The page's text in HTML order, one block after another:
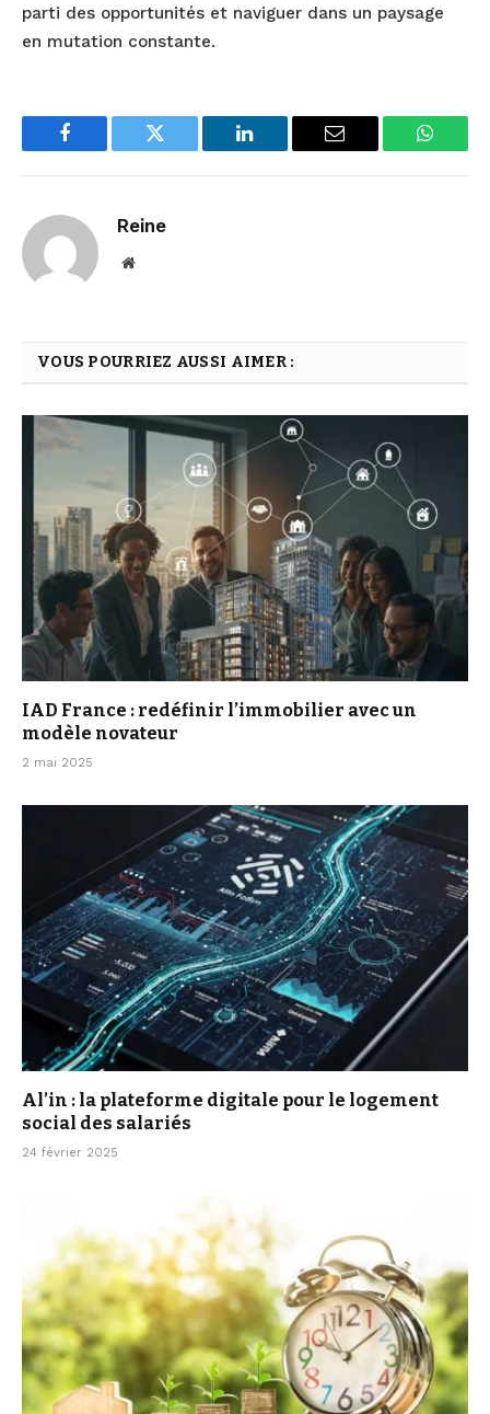
parti des opportunités et naviguer dans un paysage
en mutation constante.
Facebook Twitter LinkedIn Email
Reine
Website
VOUS POURRIEZ AUSSI AIMER :
IAD France : redéfinir l’immobilier avec un
modèle novateur
2 mai 2025
Al’in : la plateforme digitale pour le logement
social des salariés
24 février 2025